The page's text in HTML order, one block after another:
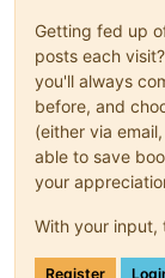
Getting fed up
posts each
you'll always
before, and
(either via
able to save
your
With your input,
Register